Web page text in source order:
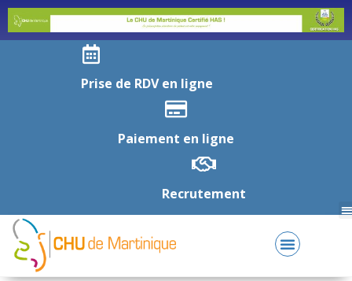
Prise de RDV en ligne
Paiement en ligne
Recrutement